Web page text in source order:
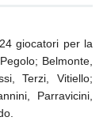
giocatori per la
Belmonte,
Terzi, Vitiello;
Parravicini,